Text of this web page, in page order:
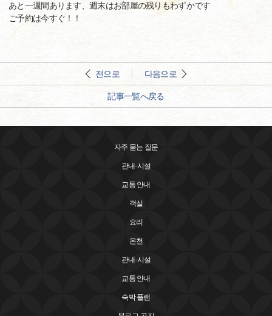
あと一週間あります、週末はお部屋の残りもわずかです
ご予約は今すぐ！！
전으로 다음으로
記事一覧へ戻る
자주 묻는 질문
관내·시설
교통 안내
객실
요리
온천
관내·시설
교통 안내
숙박 플랜